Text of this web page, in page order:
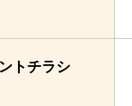
トチラシ